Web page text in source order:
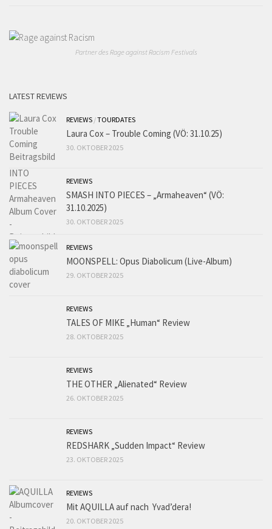
Partner des Rage against Racism Festivals
LATEST REVIEWS
REVIEWS /TOURDATES
Laura Cox – Trouble Coming (VÖ: 31.10.25)
30. OKTOBER 2025
REVIEWS
SMASH INTO PIECES – „Armaheaven“ (VÖ:
31.10.2025)
30. OKTOBER 2025
REVIEWS
MOONSPELL: Opus Diabolicum (Live-Album)
29. OKTOBER 2025
REVIEWS
TALES OF MIKE „Human“ Review
28. OKTOBER 2025
REVIEWS
THE OTHER „Alienated“ Review
26. OKTOBER 2025
REVIEWS
REDSHARK „Sudden Impact“ Review
23. OKTOBER 2025
REVIEWS
Mit AQUILLA auf nach Yvad’dera!
20. OKTOBER 2025